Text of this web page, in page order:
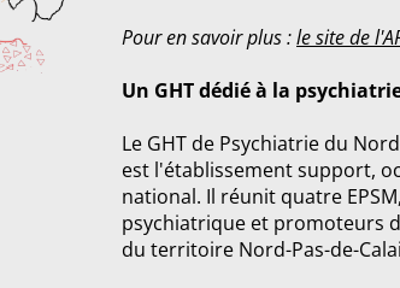
Pour en savoir plus :le site de
Un GHT dédié à la
Le GHT de Psychiatrie du
est l'établissement support,
national. Il réunit quatre
psychiatrique et promoteurs
du territoire Nord-Pas-de-